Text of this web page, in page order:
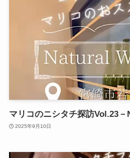
マリコのニシタチ探訪Vol.23
2025年9月10日